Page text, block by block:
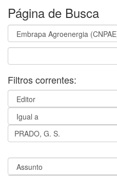
Página de Busca
Filtros correntes: